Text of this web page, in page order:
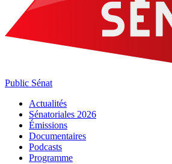
Public Sénat
Actualités
Sénatoriales 2026
Émissions
Documentaires
Podcasts
Programme